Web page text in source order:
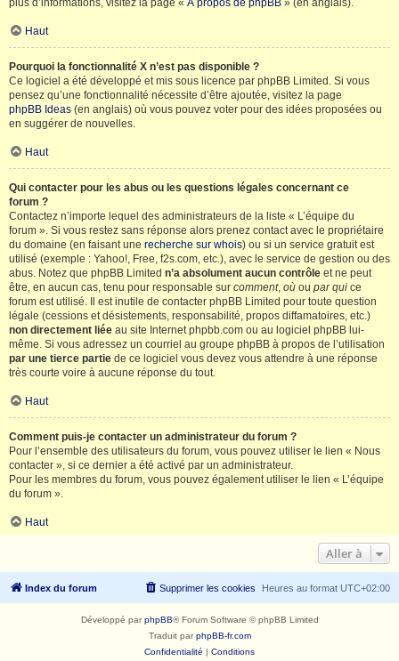
plus d’informations, visitez la page « À propos de phpBB » (en anglais).
Haut
Pourquoi la fonctionnalité X n’est pas disponible ?
Ce logiciel a été développé et mis sous licence par phpBB Limited. Si vous
pensez qu’une fonctionnalité nécessite d’être ajoutée, visitez la page
phpBB Ideas (en anglais) où vous pouvez voter pour des idées proposées ou
en suggérer de nouvelles.
Haut
Qui contacter pour les abus ou les questions légales concernant ce
forum ?
Contactez n’importe lequel des administrateurs de la liste « L’équipe du
forum ». Si vous restez sans réponse alors prenez contact avec le propriétaire
du domaine (en faisant une recherche sur whois) ou si un service gratuit est
utilisé (exemple : Yahoo!, Free, f2s.com, etc.), avec le service de gestion ou des
abus. Notez que phpBB Limited n’a absolument aucun contrôle et ne peut
être, en aucun cas, tenu pour responsable sur comment, où ou par qui ce
forum est utilisé. Il est inutile de contacter phpBB Limited pour toute question
légale (cessions et désistements, responsabilité, propos diffamatoires, etc.)
non directement liée au site Internet phpbb.com ou au logiciel phpBB lui-
même. Si vous adressez un courriel au groupe phpBB à propos de l’utilisation
par une tierce partie de ce logiciel vous devez vous attendre à une réponse
très courte voire à aucune réponse du tout.
Haut
Comment puis-je contacter un administrateur du forum ?
Pour l’ensemble des utilisateurs du forum, vous pouvez utiliser le lien « Nous
contacter », si ce dernier a été activé par un administrateur.
Pour les membres du forum, vous pouvez également utiliser le lien « L’équipe
du forum ».
Haut
Aller à
Index du forum Heures au format UTC+02:00
Supprimer les cookies
Développé parphpBB® Forum Software © phpBB Limited
Traduit parphpBB-fr.com
Confidentialité | Conditions